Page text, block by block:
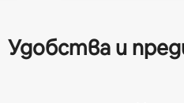
Удобства и